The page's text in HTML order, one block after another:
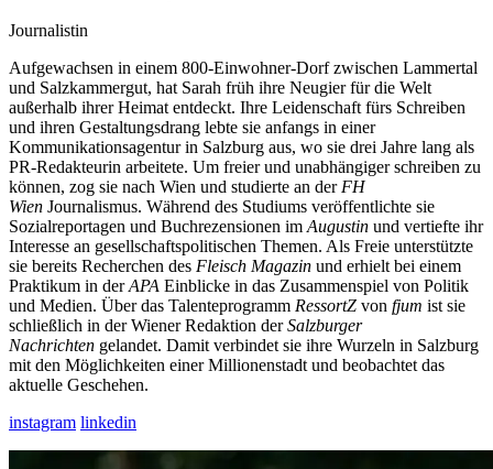
Journalistin
Aufgewachsen in einem 800-Einwohner-Dorf zwischen Lammertal
und Salzkammergut, hat Sarah früh ihre Neugier für die Welt
außerhalb ihrer Heimat entdeckt. Ihre Leidenschaft fürs Schreiben
und ihren Gestaltungsdrang lebte sie anfangs in einer
Kommunikationsagentur in Salzburg aus, wo sie drei Jahre lang als
PR-Redakteurin arbeitete. Um freier und unabhängiger schreiben zu
können, zog sie nach Wien und studierte an derFH
Wien Journalismus. Während des Studiums veröffentlichte sie
Sozialreportagen und Buchrezensionen imAugustin und vertiefte ihr
Interesse an gesellschaftspolitischen Themen. Als Freie unterstützte
sie bereits Recherchen des Fleisch Magazin und erhielt bei einem
Praktikum in derAPA Einblicke in das Zusammenspiel von Politik
und Medien. Über das Talenteprogramm RessortZ von fjum ist sie
schließlich in der Wiener Redaktion derSalzburger
Nachrichten gelandet. Damit verbindet sie ihre Wurzeln in Salzburg
mit den Möglichkeiten einer Millionenstadt und beobachtet das
aktuelle Geschehen.
instagram linkedin